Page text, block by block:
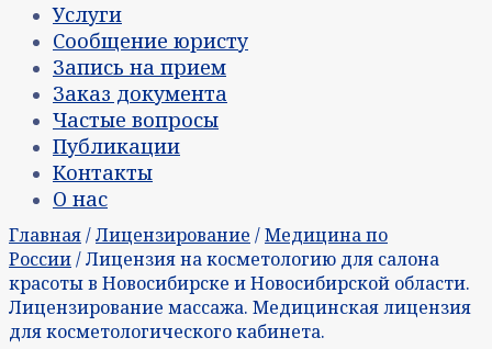
Услуги
Сообщение юристу
Запись на прием
Заказ документа
Частые вопросы
Публикации
Контакты
О нас
Главная/Лицензирование /Медицина по
России/ Лицензия на косметологию для салона
красоты в Новосибирске и Новосибирской области.
Лицензирование массажа. Медицинская лицензия
для косметологического кабинета.